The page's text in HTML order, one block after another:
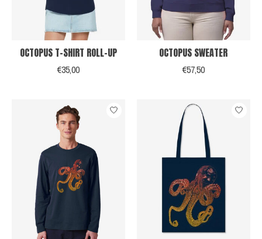
OCTOPUS T-SHIRT ROLL-UP
€35,00
OCTOPUS SWEATER
€57,50